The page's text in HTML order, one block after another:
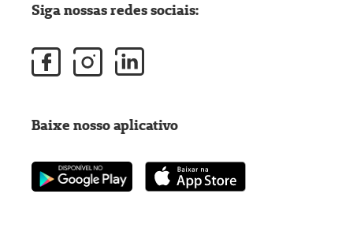
Siga nossas redes sociais:
Baixe nosso aplicativo